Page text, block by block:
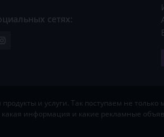
сетях:
и услуги. Так поступаем не только
информация и какие рекламные